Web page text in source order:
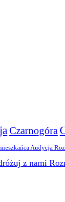
Czarnogóra
Audycja
z nami